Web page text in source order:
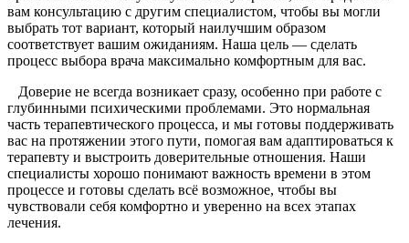
вам консультацию с другим специалистом, чтобы вы могли
выбрать тот вариант, который наилучшим образом
соответствует вашим ожиданиям. Наша цель — сделать
процесс выбора врача максимально комфортным для вас.
Доверие не всегда возникает сразу, особенно при работе с
глубинными психическими проблемами. Это нормальная
часть терапевтического процесса, и мы готовы поддерживать
вас на протяжении этого пути, помогая вам адаптироваться к
терапевту и выстроить доверительные отношения. Наши
специалисты хорошо понимают важность времени в этом
процессе и готовы сделать всё возможное, чтобы вы
чувствовали себя комфортно и уверенно на всех этапах
лечения.